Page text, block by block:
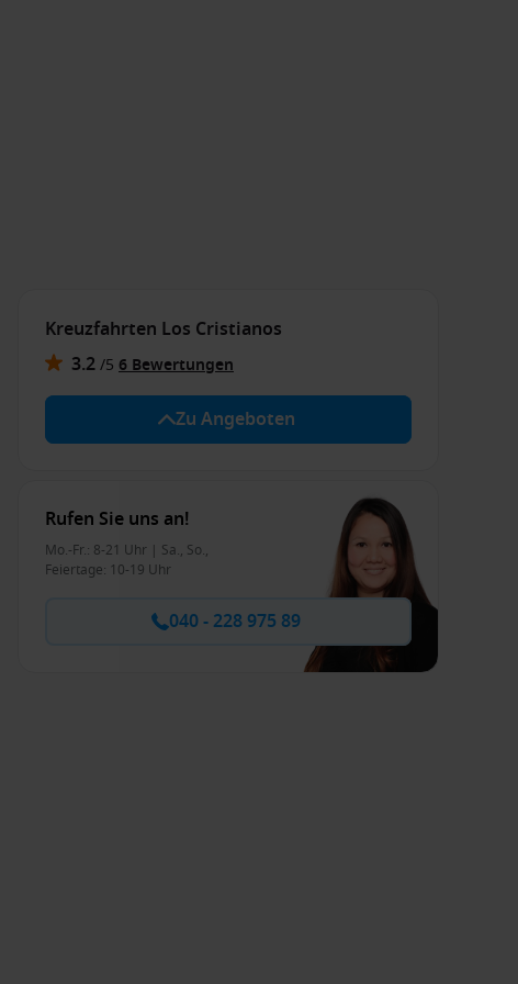
Kreuzfahrten Los Cristianos
3.2/5 6 Bewertungen
Zu Angeboten
Rufen Sie uns an!
Mo.-Fr.: 8-21 Uhr | Sa., So.,
Feiertage: 10-19 Uhr
040 - 228 975 89